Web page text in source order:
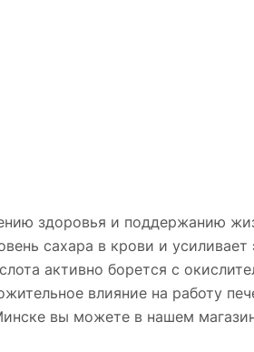
здоровья и поддержанию
сахара в крови и усиливает
активно борется с
влияние на работу
вы можете в нашем